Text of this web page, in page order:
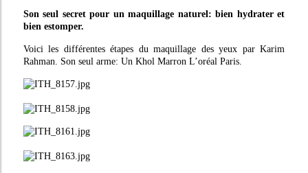
Son seul secret pour un maquillage naturel: bien hydrater et
bien estomper.
Voici les différentes étapes du maquillage des yeux par Karim
Rahman. Son seul arme: Un Khol Marron L’oréal Paris.